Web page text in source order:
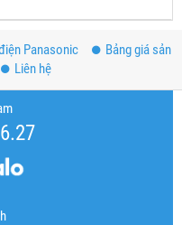
Panasonic
Bảng giá sản
Liên hệ